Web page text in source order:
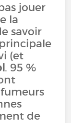
jouer
la
savoir
(et
. 95 %
de